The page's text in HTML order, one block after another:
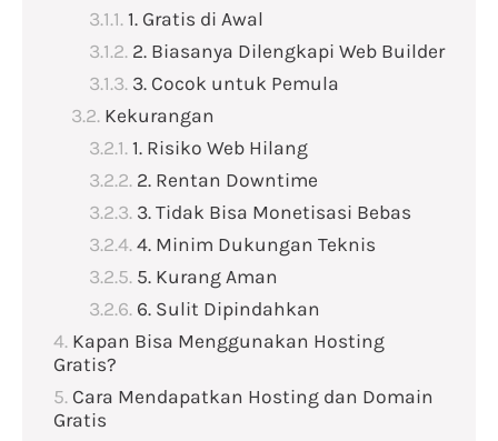
1. Gratis di Awal
2. Biasanya Dilengkapi Web Builder
3. Cocok untuk Pemula
Kekurangan
1. Risiko Web Hilang
2. Rentan Downtime
3. Tidak Bisa Monetisasi Bebas
4. Minim Dukungan Teknis
5. Kurang Aman
6. Sulit Dipindahkan
Kapan Bisa Menggunakan Hosting
Gratis?
Cara Mendapatkan Hosting dan Domain
Gratis